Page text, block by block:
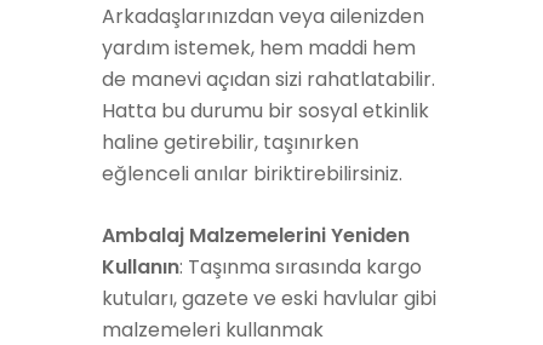
Arkadaşlarınızdan veya ailenizden
yardım istemek, hem maddi hem
de manevi açıdan sizi rahatlatabilir.
Hatta bu durumu bir sosyal etkinlik
haline getirebilir, taşınırken
eğlenceli anılar biriktirebilirsiniz.
Ambalaj Malzemelerini Yeniden
Kullanın: Taşınma sırasında kargo
kutuları, gazete ve eski havlular gibi
malzemeleri kullanmak